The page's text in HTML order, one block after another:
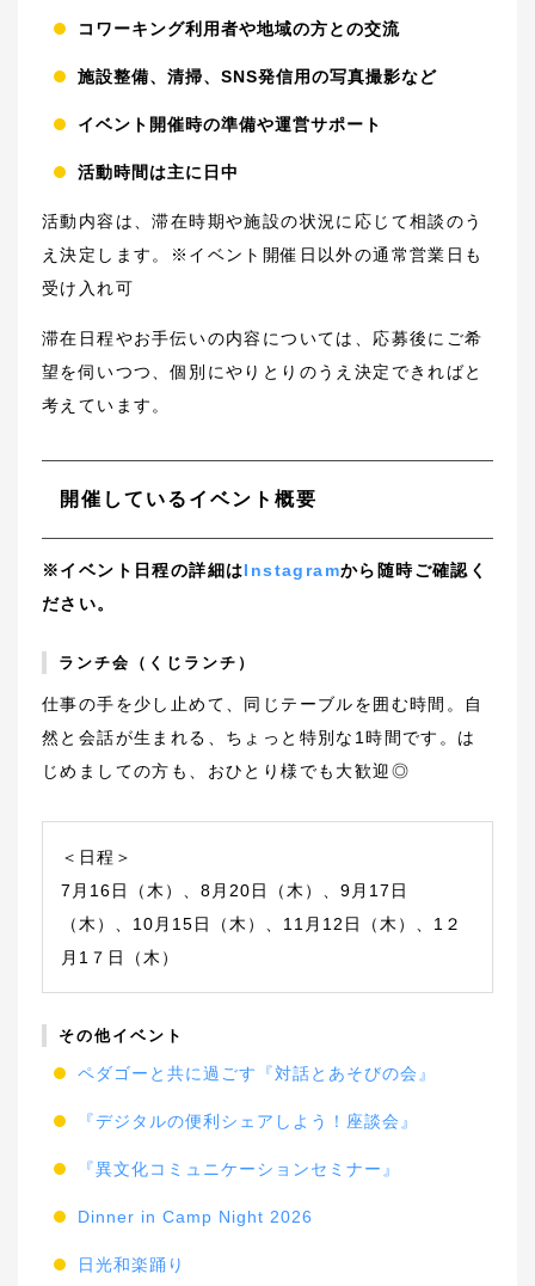
コワーキング利用者や地域の方との交流
施設整備、清掃、SNS発信用の写真撮影など
イベント開催時の準備や運営サポート
活動時間は主に日中
活動内容は、滞在時期や施設の状況に応じて相談のう
え決定します。※イベント開催日以外の通常営業日も
受け入れ可
滞在日程やお手伝いの内容については、応募後にご希
望を伺いつつ、個別にやりとりのうえ決定できればと
考えています。
開催しているイベント概要
※イベント日程の詳細はInstagramから随時ご確認く
ださい。
ランチ会（くじランチ）
仕事の手を少し止めて、同じテーブルを囲む時間。自
然と会話が生まれる、ちょっと特別な1時間です。は
じめましての方も、おひとり様でも大歓迎◎
＜日程＞
7月16日（木）、8月20日（木）、9月17日
（木）、10月15日（木）、11月12日（木）、1２
月1７日（木）
その他イベント
ペダゴーと共に過ごす『対話とあそびの会』
『デジタルの便利シェアしよう！座談会』
『異文化コミュニケーションセミナー』
Dinner in Camp Night 2026
日光和楽踊り